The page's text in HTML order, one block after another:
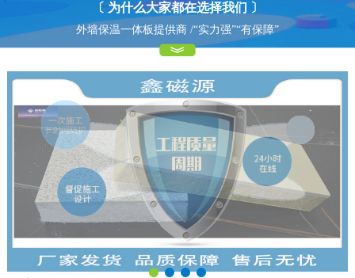
〔 为什么大家都在选择我们 〕
外墙保温一体板提供商 /“实力强”“有保障”